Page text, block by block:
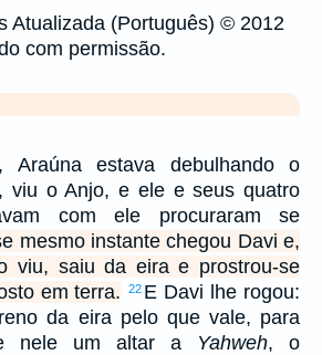
Atualizada (Português) © 2012
com permissão.
Araúna estava debulhando o
viu o Anjo, e ele e seus quatro
com ele procuraram se
mesmo instante chegou Davi e,
viu, saiu da eira e prostrou-se
em terra.
22 E Davi lhe rogou:
da eira pelo que vale, para
nele um altar a Yahweh, o